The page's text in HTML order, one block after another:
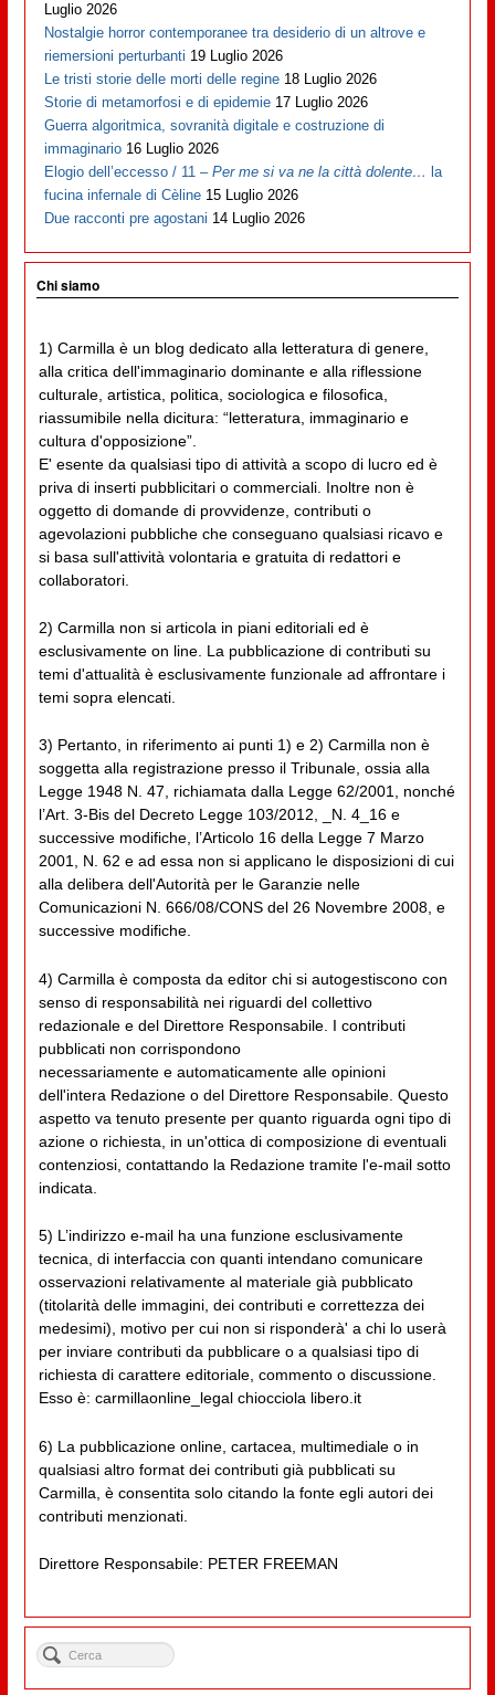
Luglio 2026
Nostalgie horror contemporanee tra desiderio di un altrove e
riemersioni perturbanti 19 Luglio 2026
Le tristi storie delle morti delle regine 18 Luglio 2026
Storie di metamorfosi e di epidemie 17 Luglio 2026
Guerra algoritmica, sovranità digitale e costruzione di
immaginario 16 Luglio 2026
Elogio dell’eccesso / 11 –Per me si va ne la città dolente… la
fucina infernale di Cèline 15 Luglio 2026
Due racconti pre agostani 14 Luglio 2026
Chi siamo
1) Carmilla è un blog dedicato alla letteratura di genere,
alla critica dell'immaginario dominante e alla riflessione
culturale, artistica, politica, sociologica e filosofica,
riassumibile nella dicitura: “letteratura, immaginario e
cultura d'opposizione”.
E' esente da qualsiasi tipo di attività a scopo di lucro ed è
priva di inserti pubblicitari o commerciali. Inoltre non è
oggetto di domande di provvidenze, contributi o
agevolazioni pubbliche che conseguano qualsiasi ricavo e
si basa sull'attività volontaria e gratuita di redattori e
collaboratori.
2) Carmilla non si articola in piani editoriali ed è
esclusivamente on line. La pubblicazione di contributi su
temi d'attualità è esclusivamente funzionale ad affrontare i
temi sopra elencati.
3) Pertanto, in riferimento ai punti 1) e 2) Carmilla non è
soggetta alla registrazione presso il Tribunale, ossia alla
Legge 1948 N. 47, richiamata dalla Legge 62/2001, nonché
l’Art. 3-Bis del Decreto Legge 103/2012, _N. 4_16 e
successive modifiche, l’Articolo 16 della Legge 7 Marzo
2001, N. 62 e ad essa non si applicano le disposizioni di cui
alla delibera dell'Autorità per le Garanzie nelle
Comunicazioni N. 666/08/CONS del 26 Novembre 2008, e
successive modifiche.
4) Carmilla è composta da editor chi si autogestiscono con
senso di responsabilità nei riguardi del collettivo
redazionale e del Direttore Responsabile. I contributi
pubblicati non corrispondono
necessariamente e automaticamente alle opinioni
dell'intera Redazione o del Direttore Responsabile. Questo
aspetto va tenuto presente per quanto riguarda ogni tipo di
azione o richiesta, in un'ottica di composizione di eventuali
contenziosi, contattando la Redazione tramite l'e-mail sotto
indicata.
5) L’indirizzo e-mail ha una funzione esclusivamente
tecnica, di interfaccia con quanti intendano comunicare
osservazioni relativamente al materiale già pubblicato
(titolarità delle immagini, dei contributi e correttezza dei
medesimi), motivo per cui non si risponderà' a chi lo userà
per inviare contributi da pubblicare o a qualsiasi tipo di
richiesta di carattere editoriale, commento o discussione.
Esso è: carmillaonline_legal chiocciola libero.it
6) La pubblicazione online, cartacea, multimediale o in
qualsiasi altro format dei contributi già pubblicati su
Carmilla, è consentita solo citando la fonte egli autori dei
contributi menzionati.
Direttore Responsabile: PETER FREEMAN